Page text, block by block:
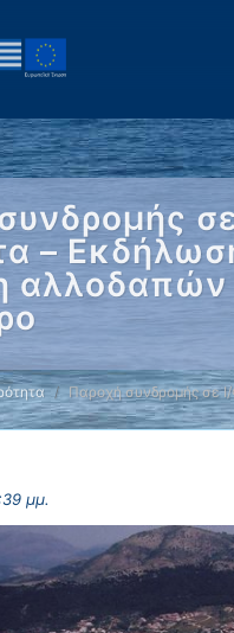
–
αλλοδαπών
Παροχή συνδρομής σε
μμ.